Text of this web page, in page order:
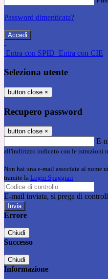
Password dimenticata?
-
Entra con SPID Entra con CIE
Seleziona utente
button close ×
Recupero password
button close ×
E-
all'indirizzo indicato con le istruzioni
Non hai una e-mail associata al nome
tramite la Login Spaggiari
E-mail inviata, si prega di
Errore
Chiudi
Successo
Chiudi
Informazione